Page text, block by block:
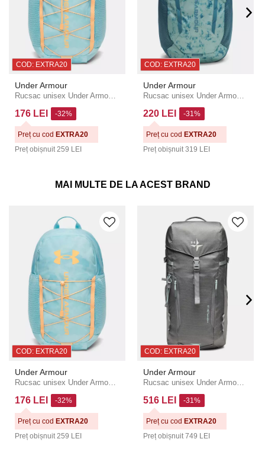
COD: EXTRA20
Under Armour
176 LEI
Preț obișnuit 259 LEI
-32%
Preț cu cod EXTRA20
COD: EXTRA20
Under Armour
220 LEI
Preț obișnuit 319 LEI
-31%
Preț cu cod EXTRA20
MAI MULTE DE LA ACEST BRAND
COD: EXTRA20
Under Armour
Rucsac unisex Under Armour Hustle Sport 6.0 Backpack
176 LEI
Preț obișnuit 259 LEI
-32%
Preț cu cod EXTRA20
COD: EXTRA20
Under Armour
Rucsac unisex Under Armour UA Explor Backpack
516 LEI
Preț obișnuit 749 LEI
-31%
Preț cu cod EXTRA20